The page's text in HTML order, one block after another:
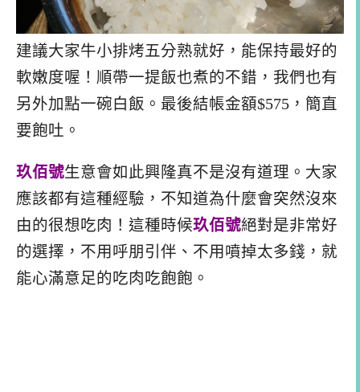
建議大家牛小排烤五分熟就好，能保持最好的
軟嫩度喔！順帶一提飯也煮的不錯，我們也有
另外加點一碗白飯。最後結帳金額$575，簡直
要飽吐。
玖佰號生意會如此興隆真不是沒有道理。大家
應該都有這種經驗，不知道為什麼會突然沒來
由的很想吃肉！這種時候玖佰號絕對是非常好
的選擇，不用呼朋引伴、不用噴掉太多錢，就
能心滿意足的吃肉吃飽飽。